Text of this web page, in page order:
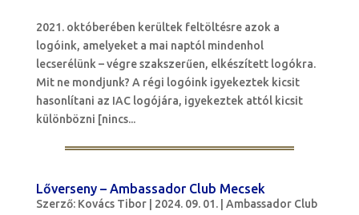
2021. októberében kerültek feltöltésre azok a
logóink, amelyeket a mai naptól mindenhol
lecserélünk – végre szakszerűen, elkészített logókra.
Mit ne mondjunk? A régi logóink igyekeztek kicsit
hasonlítani az IAC logójára, igyekeztek attól kicsit
különbözni [nincs...
Lőverseny – Ambassador Club Mecsek
Szerző: Kovács Tibor| 2024. 09. 01.| Ambassador Club